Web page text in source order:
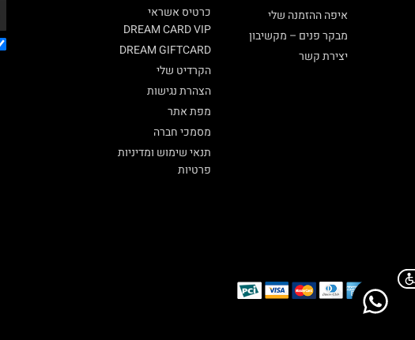
כרטיס אשראי
DREAM CARD VIP
DREAM GIFTCARD
הקרדיט שלי
הצהרת נגישות
מפת אתר
מסמכי חברה
תנאי שימוש ומדיניות
פרטיות
איפה ההזמנה שלי
מבקר פנים – מקשיבון
יצירת קשר
Chat on WhatsApp